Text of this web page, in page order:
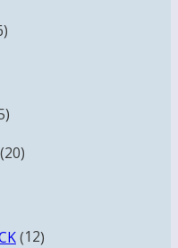
16
25
2020
1212